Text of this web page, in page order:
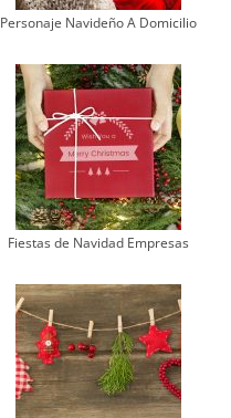
Personaje Navideño A Domicilio
Fiestas de Navidad Empresas